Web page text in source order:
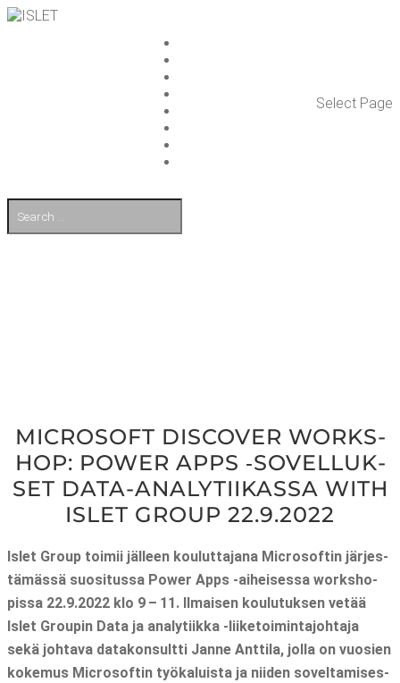
Select Page
MIC­RO­SOFT DISCO­VER WORKS­
HOP: POWER APPS ‑SOVEL­LUK­
SET DATA-ANA­LY­TII­KAS­SA WITH
ISLET GROUP 22.9.2022
Islet Group toi­mii jäl­leen kou­lut­ta­ja­na Mic­ro­sof­tin jär­jes­
tä­mäs­sä suo­si­tus­sa Power Apps ‑aihei­ses­sa works­ho­
pis­sa 22.9.2022 klo 9 – 11. Ilmai­sen kou­lu­tuk­sen vetää
Islet Grou­pin Data ja ana­ly­tiik­ka ‑lii­ke­toi­min­ta­joh­ta­ja
sekä joh­ta­va data­kon­sult­ti Jan­ne Ant­ti­la, jol­la on vuo­sien
koke­mus Mic­ro­sof­tin työ­ka­luis­ta ja nii­den sovel­ta­mi­ses­